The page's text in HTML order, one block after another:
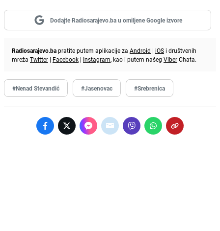
Dodajte Radiosarajevo.ba u omiljene Google izvore
Radiosarajevo.bapratite putem aplikacije za Android | iOS i društvenih
mreža Twitter | Facebook | Instagram, kao i putem našeg ViberChata.
#Nenad Stevandić #Jasenovac #Srebrenica